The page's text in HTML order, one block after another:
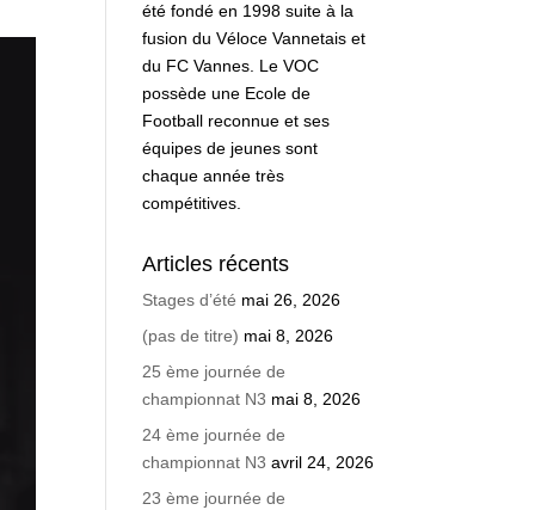
été fondé en 1998 suite à la
fusion du Véloce Vannetais et
du FC Vannes. Le VOC
possède une Ecole de
Football reconnue et ses
équipes de jeunes sont
chaque année très
compétitives.
Articles récents
Stages d’été mai 26, 2026
(pas de titre) mai 8, 2026
25 ème journée de
championnat N3 mai 8, 2026
24 ème journée de
championnat N3 avril 24, 2026
23 ème journée de